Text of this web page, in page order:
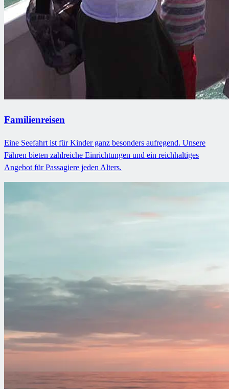
Familienreisen
Eine Seefahrt ist für Kinder ganz besonders aufregend. Unsere
Fähren bieten zahlreiche Einrichtungen und ein reichhaltiges
Angebot für Passagiere jeden Alters.